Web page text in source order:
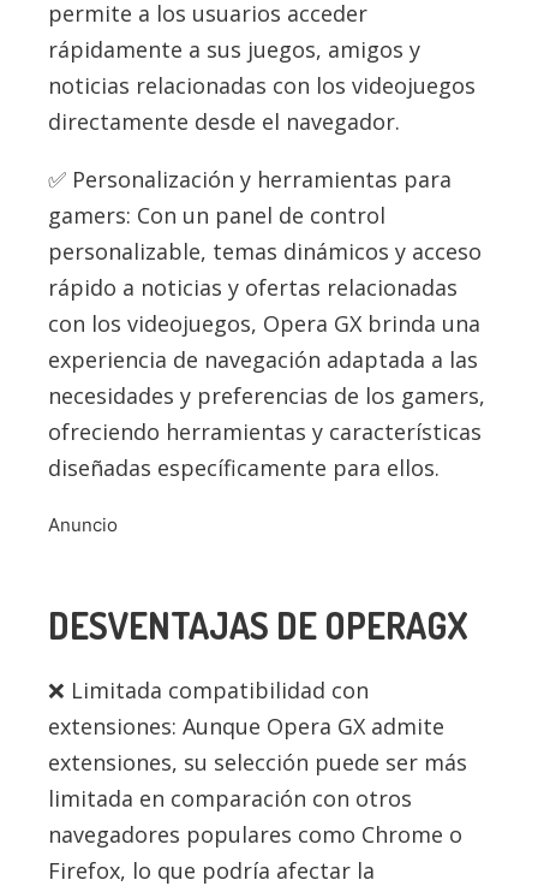
permite a los usuarios acceder
rápidamente a sus juegos, amigos y
noticias relacionadas con los videojuegos
directamente desde el navegador.
Personalización y herramientas para
gamers: Con un panel de control
personalizable, temas dinámicos y acceso
rápido a noticias y ofertas relacionadas
con los videojuegos, Opera GX brinda una
experiencia de navegación adaptada a las
necesidades y preferencias de los gamers,
ofreciendo herramientas y características
diseñadas específicamente para ellos.
Anuncio
DESVENTAJAS DE OPERAGX
Limitada compatibilidad con
extensiones: Aunque Opera GX admite
extensiones, su selección puede ser más
limitada en comparación con otros
navegadores populares como Chrome o
Firefox, lo que podría afectar la